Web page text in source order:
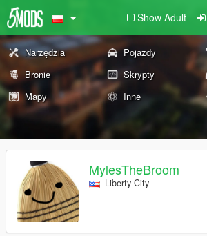
Show Adult
Narzędzia Pojazdy
Bronie
Skrypty
Mapy
Inne
MylesTheBroom
Liberty City